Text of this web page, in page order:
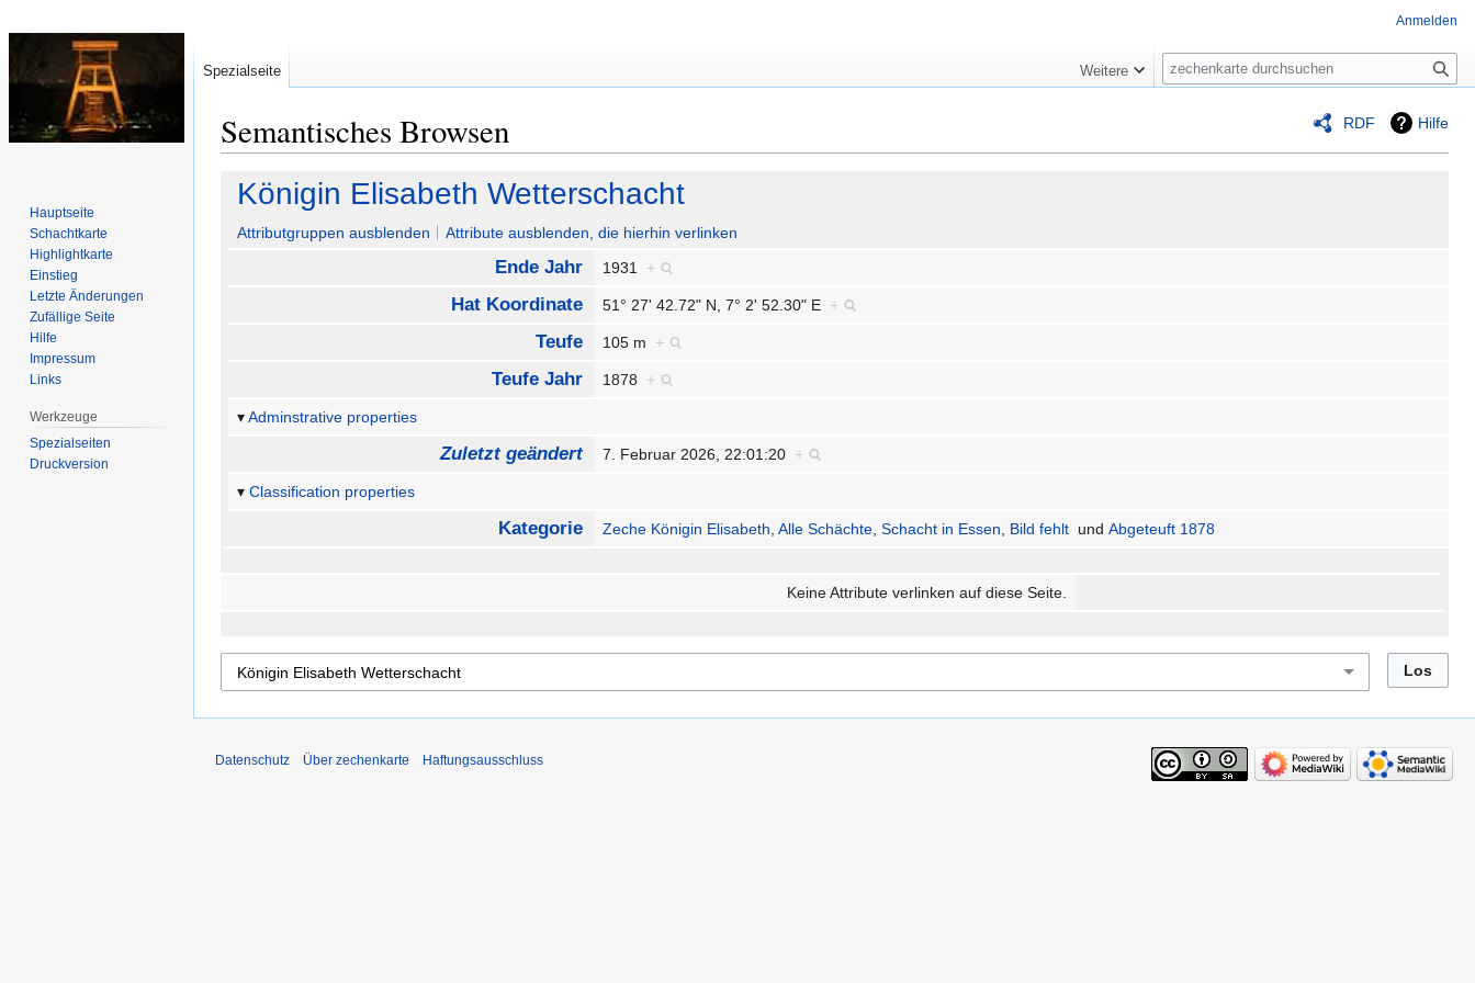
RDF Hilfe
Semantisches Browsen
Zur
Navigation
springen
Zur
Suche
springen
Königin Elisabeth Wetterschacht
Attributgruppen ausblenden Attribute ausblenden, die hierhin verlinken
Ende Jahr 1931 +
Hat Koordinate 51° 27' 42.72" N, 7° 2' 52.30" E +
Teufe 105 m +
Teufe Jahr 1878 +
Adminstrative properties
Zuletzt geändert 7. Februar 2026, 22:01:20 +
Classification properties
Kategorie Zeche Königin Elisabeth,Alle Schächte,Schacht in Essen, Bild fehlt undAbgeteuft 1878
Keine Attribute verlinken auf diese Seite.
Anmelden
Spezialseite Weitere
Suche
Hauptseite
Schachtkarte
Highlightkarte
Einstieg
Letzte Änderungen
Zufällige Seite
Hilfe
Impressum
Links
Werkzeuge
Spezialseiten
Druckversion
Datenschutz Über zechenkarte Haftungsausschluss